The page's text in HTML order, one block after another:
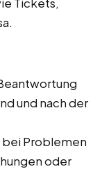
und nach der
Problemen
oder